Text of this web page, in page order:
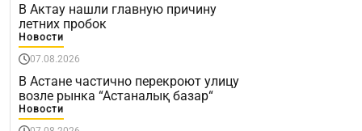
В Актау нашли главную причину
летних пробок
Новости
07.08.2026
В Астане частично перекроют улицу
возле рынка “Астаналық базар“
Новости